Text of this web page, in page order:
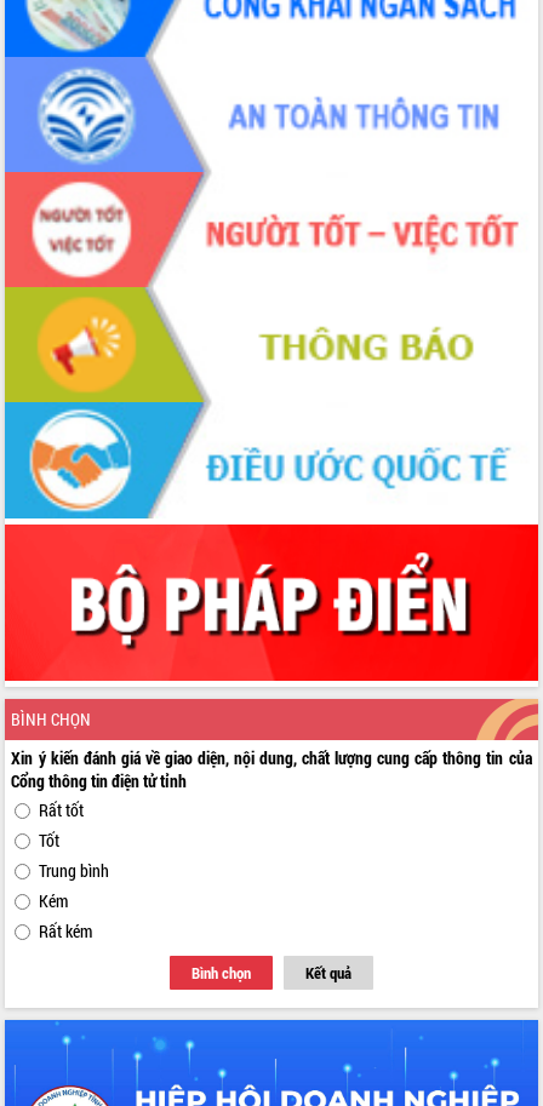
BÌNH CHỌN
Xin ý kiến đánh giá về giao diện, nội dung, chất lượng cung cấp thông tin của
Cổng thông tin điện tử tỉnh
Rất tốt
Tốt
Trung bình
Kém
Rất kém
Bình chọn Kết quả